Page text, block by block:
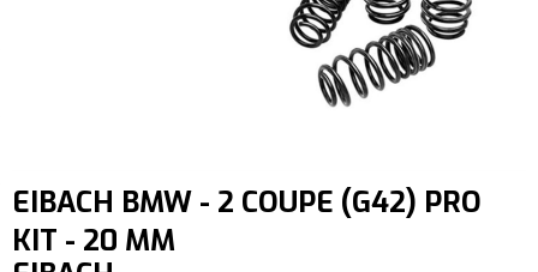
EIBACH BMW - 2 COUPE (G42) PRO
KIT - 20 MM